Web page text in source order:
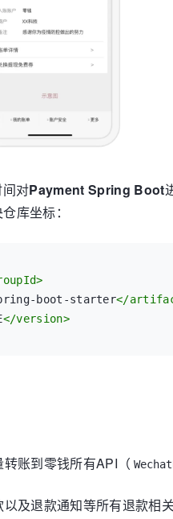
对Payment Spring Boot
库坐标：
>
boot-starter</
</version>
账到零钱所有API（
及退款通知等所有退款相